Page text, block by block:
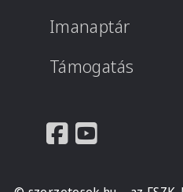
Imanaptár
Támogatás